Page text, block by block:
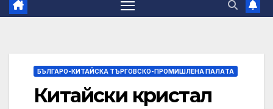
БЪЛГАРО-КИТАЙСКА ТЪРГОВСКО-ПРОМИШЛЕНА ПАЛAТА
Китайски кристал